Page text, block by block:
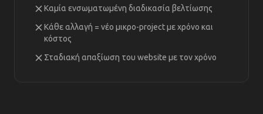
Καμία ενσωματωμένη διαδικασία βελτίωσης
Κάθε αλλαγή = νέο μικρο-project με χρόνο και
κόστος
Σταδιακή απαξίωση του website με τον χρόνο